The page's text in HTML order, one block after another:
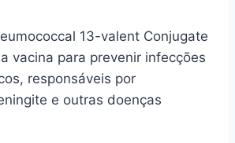
13-valent Conjugate
vacina para prevenir infecções
responsáveis por
e outras doenças